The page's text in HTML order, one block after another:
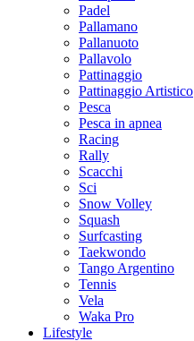
Padel
Pallamano
Pallanuoto
Pallavolo
Pattinaggio
Pattinaggio Artistico
Pesca
Pesca in apnea
Racing
Rally
Scacchi
Sci
Snow Volley
Squash
Surfcasting
Taekwondo
Tango Argentino
Tennis
Vela
Waka Pro
Lifestyle